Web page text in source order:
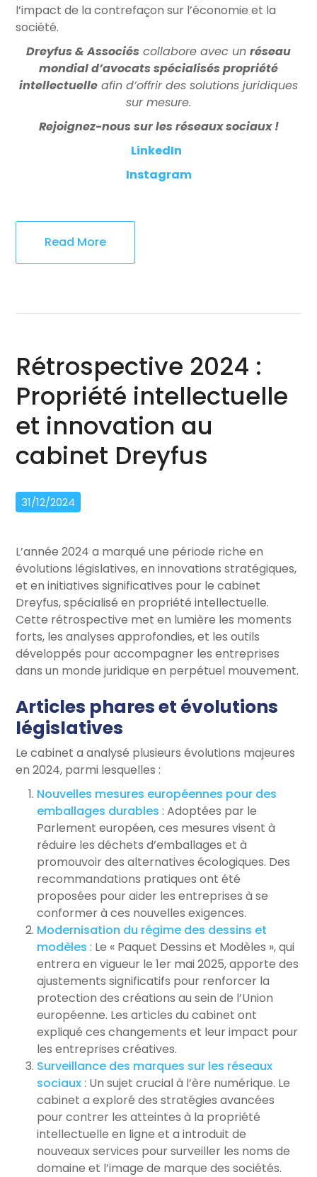
l’impact de la contrefaçon sur l’économie et la
société.
Dreyfus & Associés collabore avec un réseau
mondial d’avocats spécialisés propriété
intellectuelle afin d’offrir des solutions juridiques
sur mesure.
Rejoignez-nous sur les réseaux sociaux !
LinkedIn
Instagram
Read More
Rétrospective 2024 :
Propriété intellectuelle
et innovation au
cabinet Dreyfus
31/12/2024
L’année 2024 a marqué une période riche en
évolutions législatives, en innovations stratégiques,
et en initiatives significatives pour le cabinet
Dreyfus, spécialisé en propriété intellectuelle.
Cette rétrospective met en lumière les moments
forts, les analyses approfondies, et les outils
développés pour accompagner les entreprises
dans un monde juridique en perpétuel mouvement.
Articles phares et évolutions
législatives
Le cabinet a analysé plusieurs évolutions majeures
en 2024, parmi lesquelles :
Nouvelles mesures européennes pour des
emballages durables : Adoptées par le
Parlement européen, ces mesures visent à
réduire les déchets d’emballages et à
promouvoir des alternatives écologiques. Des
recommandations pratiques ont été
proposées pour aider les entreprises à se
conformer à ces nouvelles exigences.
Modernisation du régime des dessins et
modèles : Le « Paquet Dessins et Modèles », qui
entrera en vigueur le 1er mai 2025, apporte des
ajustements significatifs pour renforcer la
protection des créations au sein de l’Union
européenne. Les articles du cabinet ont
expliqué ces changements et leur impact pour
les entreprises créatives.
Surveillance des marques sur les réseaux
sociaux: Un sujet crucial à l’ère numérique. Le
cabinet a exploré des stratégies avancées
pour contrer les atteintes à la propriété
intellectuelle en ligne et a introduit de
nouveaux services pour surveiller les noms de
domaine et l’image de marque des sociétés.